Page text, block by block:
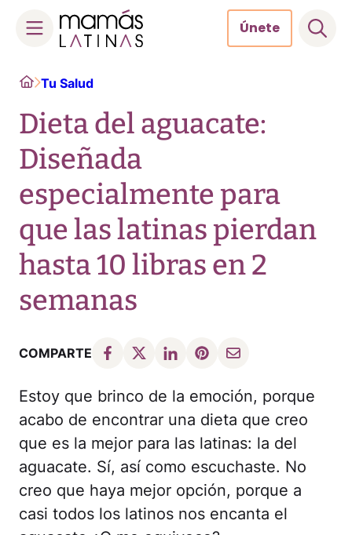
content
Únete
HomeTu Salud
Dieta del aguacate:
Diseñada
especialmente para
que las latinas pierdan
hasta 10 libras en 2
semanas
COMPARTE
Estoy que brinco de la emoción, porque
acabo de encontrar una dieta que creo
que es la mejor para las latinas: la del
aguacate. Sí, así como escuchaste. No
creo que haya mejor opción, porque a
casi todos los latinos nos encanta el